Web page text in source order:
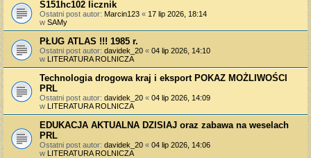
S151hc102 licznik
Ostatni post autor: Marcin123 « 17 lip 2026, 18:14
w SAMy
PŁUG ATLAS !!! 1985 r.
Ostatni post autor: davidek_20 « 04 lip 2026, 14:10
w LITERATURA ROLNICZA
Technologia drogowa kraj i eksport POKAZ MOŻLIWOŚCI
PRL
Ostatni post autor: davidek_20 « 04 lip 2026, 14:09
w LITERATURA ROLNICZA
EDUKACJA AKTUALNA DZISIAJ oraz zabawa na weselach
PRL
Ostatni post autor: davidek_20 « 04 lip 2026, 14:06
w LITERATURA ROLNICZA